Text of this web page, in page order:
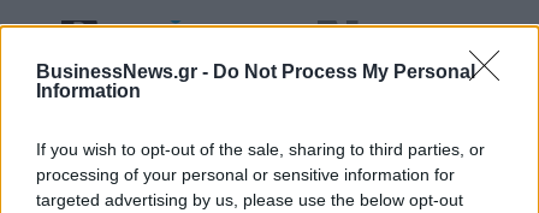
BusinessNews.gr - Do Not Process My Personal
Information
If you wish to opt-out of the sale, sharing to third parties, or
processing of your personal or sensitive information for
targeted advertising by us, please use the below opt-out
Η συμφωνία Arval-Athlon αναδιαμορφώνει την αγορά leasing
VW: Η δύσκολη εξίσωση της
αναδιάρθρωσης
Alpha Bank: Για πρώτη φορά το
Αρχαίο Θέατρο Επιδαύρου
άνοιξε τις πύλες του σε όλους